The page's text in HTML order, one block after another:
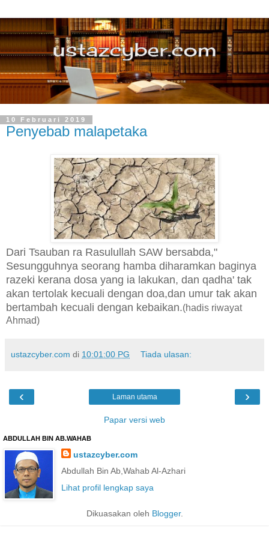
10 Februari 2019
Penyebab malapetaka
Dari Tsauban ra Rasulullah SAW bersabda,"
Sesungguhnya seorang hamba diharamkan baginya
razeki kerana dosa yang ia lakukan, dan qadha' tak
akan tertolak kecuali dengan doa,dan umur tak akan
bertambah kecuali dengan kebaikan.(hadis riwayat
Ahmad)
ustazcyber.com di 10:01:00 PG Tiada ulasan:
‹ ›
Laman utama
Papar versi web
ABDULLAH BIN AB.WAHAB
ustazcyber.com
Abdullah Bin Ab,Wahab Al-Azhari
Lihat profil lengkap saya
Dikuasakan oleh Blogger.